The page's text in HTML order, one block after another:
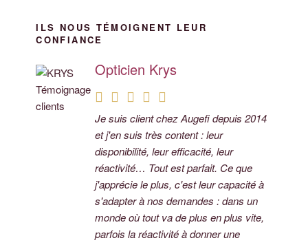
ILS NOUS TÉMOIGNENT LEUR
CONFIANCE
Opticien Krys
Je suis client chez Augefi depuis 2014
et j'en suis très content : leur
disponibilité, leur efficacité, leur
réactivité… Tout est parfait. Ce que
j'apprécie le plus, c'est leur capacité à
s'adapter à nos demandes : dans un
monde où tout va de plus en plus vite,
parfois la réactivité à donner une
Groupe GESIM
Clients depuis de nombreuses années,
AUGEFI nous apporte son expertise
tant pour l'aspect comptable que pour
le social qui lui a aussi été confié.
AUGEFI intervient aussi dans la
construction de notre projet d'entreprise
et notre développement en étant
présent de l'analyse de chacun de nos